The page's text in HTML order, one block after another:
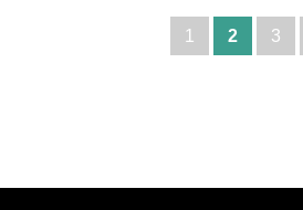
1 2 3